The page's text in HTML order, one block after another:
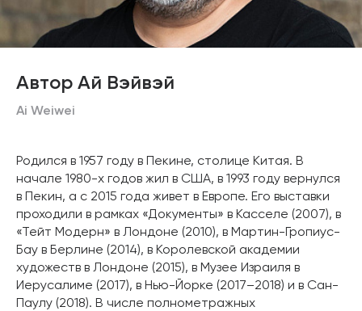
Автор Ай Вэйвэй
Ai Weiwei
Родился в 1957 году в Пекине, столице Китая. В
начале 1980-х годов жил в США, в 1993 году вернулся
в Пекин, а с 2015 года живет в Европе. Его выставки
проходили в рамках «Документы» в Касселе (2007), в
«Тейт Модерн» в Лондоне (2010), в Мартин-Гропиус-
Бау в Берлине (2014), в Королевской академии
художеств в Лондоне (2015), в Музее Израиля в
Иерусалиме (2017), в Нью-Йорке (2017–2018) и в Сан-
Паулу (2018). В числе полнометражных